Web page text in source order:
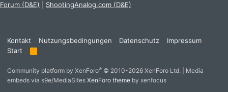
Forum (D&E)
ShootingAnalog.com (D&E)
Kontakt Nutzungsbedingungen Datenschutz
Impressum
Start
R
S
Community platform by XenForo® © 2010-2026 XenForo Ltd.
Media
embeds via s9e/MediaSites XenForo theme by xenfocus